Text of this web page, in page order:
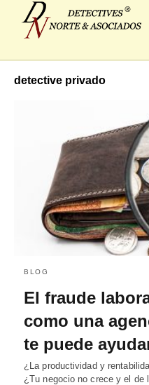
detective privado
BLOG
El fraude
como una
te puede
¿La productividad y
¿Tu negocio no crece y el de